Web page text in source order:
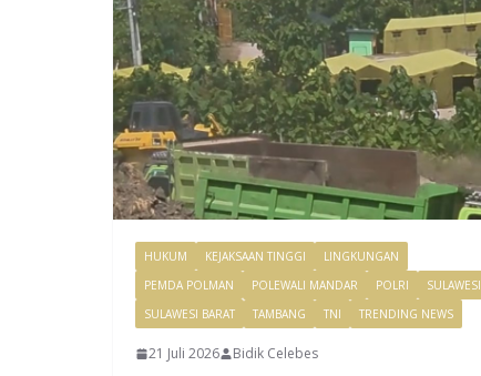
HUKUM KEJAKSAAN TINGGI
LINGKUNGAN
PEMDA POLMAN
POLEWALI MANDAR POLRI
SULAWESI
SULAWESI BARAT
TAMBANG TNI TRENDING NEWS
21 Juli 2026 Bidik Celebes